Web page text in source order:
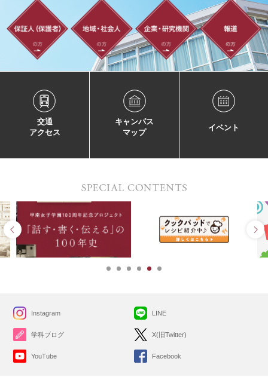
交通
アクセス
キャンパス
マップ
イベント
Instagram
学科ブログ
YouTube
LINE
X(旧Twitter)
Facebook